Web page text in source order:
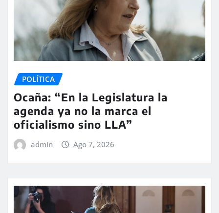
POLÍTICA
Ocaña: “En la Legislatura la
agenda ya no la marca el
oficialismo sino LLA”
admin Ago 7, 2026